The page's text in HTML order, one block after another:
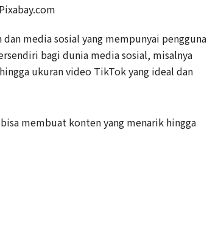
media sosial yang mempunyai pengguna
bagi dunia media sosial, misalnya
ukuran video TikTok yang ideal dan
membuat konten yang menarik hingga